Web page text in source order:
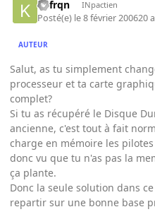
Kefrqn INpactien
Posté(e) le 8 février 200620 a
AUTEUR
Salut, as tu simplement
processeur et ta carte
complet?
Si tu as récupéré le Disque
ancienne, c'est tout à fait
charge en mémoire les
donc vu que tu n'as pas la
ça plante.
Donc la seule solution dans
repartir sur une bonne base